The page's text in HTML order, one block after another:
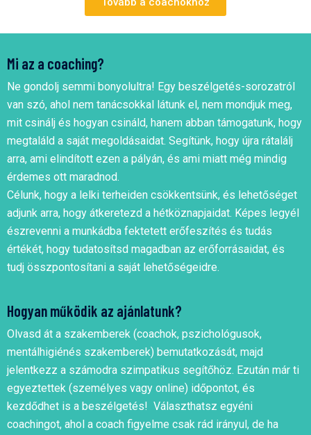
Mi az a coaching?
Ne gondolj semmi bonyolultra! Egy beszélgetés-sorozatról
van szó, ahol nem tanácsokkal látunk el, nem mondjuk meg,
mit csinálj és hogyan csináld, hanem abban támogatunk, hogy
megtaláld a saját megoldásaidat. Segítünk, hogy újra rátalálj
arra, ami elindított ezen a pályán, és ami miatt még mindig
érdemes ott maradnod.
Célunk, hogy a lelki terheiden csökkentsünk, és lehetőséget
adjunk arra, hogy átkeretezd a hétköznapjaidat. Képes legyél
észrevenni a munkádba fektetett erőfeszítés és tudás
értékét, hogy tudatosítsd magadban az erőforrásaidat, és
tudj összpontosítani a saját lehetőségeidre.
Hogyan működik az ajánlatunk?
Olvasd át a szakemberek (coachok, pszichológusok,
mentálhigiénés szakemberek) bemutatkozását, majd
jelentkezz a számodra szimpatikus segítőhöz. Ezután már ti
egyeztettek (személyes vagy online) időpontot, és
kezdődhet is a beszélgetés! Választhatsz egyéni
coachingot, ahol a coach figyelme csak rád irányul, de ha